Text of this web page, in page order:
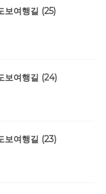
보여행길 (25)
보여행길 (24)
보여행길 (23)